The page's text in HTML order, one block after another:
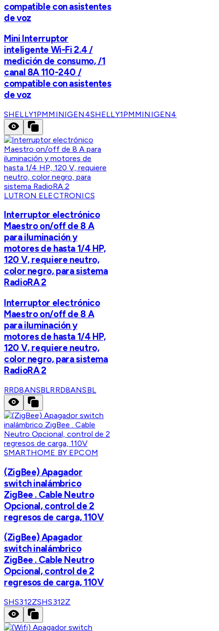
compatible con asistentes
de voz
Mini Interruptor
inteligente Wi-Fi 2.4 /
medición de consumo, /1
canal 8A 110-240 /
compatible con asistentes
de voz
SHELLY1PMMINIGEN4SHELLY1PMMINIGEN4
LUTRON ELECTRONICS
Interruptor electrónico
Maestro on/off de 8 A
para iluminación y
motores de hasta 1/4 HP,
120 V, requiere neutro,
color negro, para sistema
RadioRA 2
Interruptor electrónico
Maestro on/off de 8 A
para iluminación y
motores de hasta 1/4 HP,
120 V, requiere neutro,
color negro, para sistema
RadioRA 2
RRD8ANSBLRRD8ANSBL
SMARTHOME BY EPCOM
(ZigBee) Apagador
switch inalámbrico
ZigBee . Cable Neutro
Opcional, control de 2
regresos de carga, 110V
(ZigBee) Apagador
switch inalámbrico
ZigBee . Cable Neutro
Opcional, control de 2
regresos de carga, 110V
SHS312ZSHS312Z